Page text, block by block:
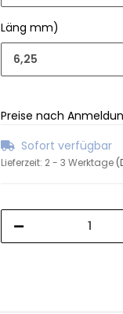
Läng mm)
6,25
Preise nach
Sofort verfügbar
Lieferzeit: 2 - 3 Werktage